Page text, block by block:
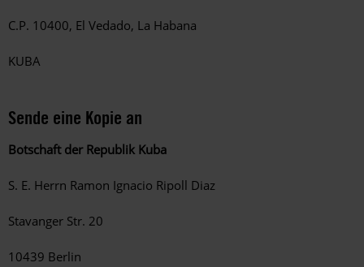
C.P. 10400, El Vedado, La Habana
KUBA
Sende eine Kopie an
Botschaft der Republik Kuba
S. E. Herrn Ramon Ignacio Ripoll Diaz
Stavanger Str. 20
10439 Berlin